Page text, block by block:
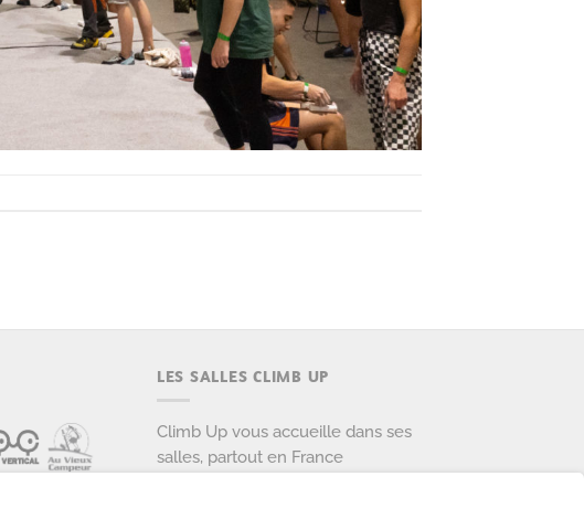
LES SALLES CLIMB UP
Climb Up vous accueille dans ses
salles, partout en France